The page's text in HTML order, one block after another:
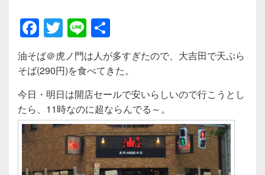
F
a
c
e
b
o
o
k
T
wi
tt
er
Li
n
e
有
油そば＠虎ノ門は人が多すぎたので、大吉田で天ぷら
そば(290円)を食べてきた。
今日・明日は開店セールで安いらしいので行こうとし
たら、11時なのに超ならんでる～。